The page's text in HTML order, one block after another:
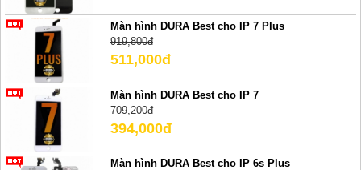
Màn hình DURA Best cho IP 7 Plus
919,800đ
511,000đ
Màn hình DURA Best cho IP 7
709,200đ
394,000đ
Màn hình DURA Best cho IP 6s Plus